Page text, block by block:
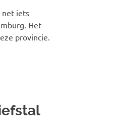
net iets
Het
provincie.